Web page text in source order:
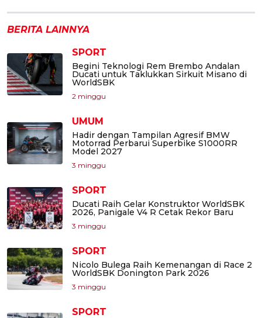
BERITA LAINNYA
SPORT
Begini Teknologi Rem Brembo Andalan
Ducati untuk Taklukkan Sirkuit Misano di
WorldSBK
2 minggu
UMUM
Hadir dengan Tampilan Agresif BMW
Motorrad Perbarui Superbike S1000RR
Model 2027
3 minggu
SPORT
Ducati Raih Gelar Konstruktor WorldSBK
2026, Panigale V4 R Cetak Rekor Baru
3 minggu
SPORT
Nicolo Bulega Raih Kemenangan di Race 2
WorldSBK Donington Park 2026
3 minggu
SPORT